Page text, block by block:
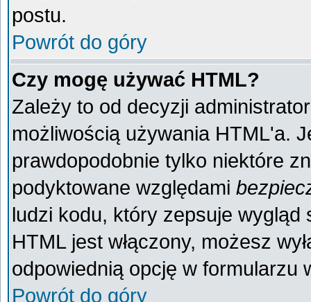
postu.
Powrót do góry
Czy mogę używać HTML?
Zależy to od decyzji
możliwością używania HTML'a.
prawdopodobnie tylko niektóre
podyktowane względami
ludzi kodu, który zepsuje wygląd
HTML jest włączony, możesz
odpowiednią opcję w formularzu
Powrót do góry